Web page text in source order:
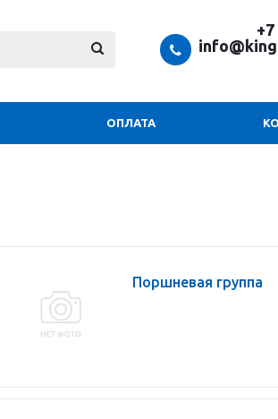
ОПЛАТА
Поршневая группа